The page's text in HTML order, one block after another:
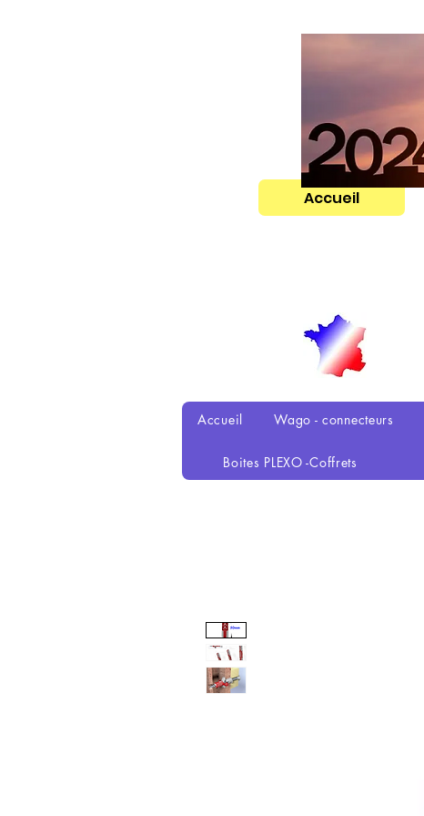
Accueil
Accueil Wago - connecteurs
Boites PLEXO -Coffrets